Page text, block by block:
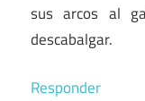
sus arcos al
descabalgar.
Responder